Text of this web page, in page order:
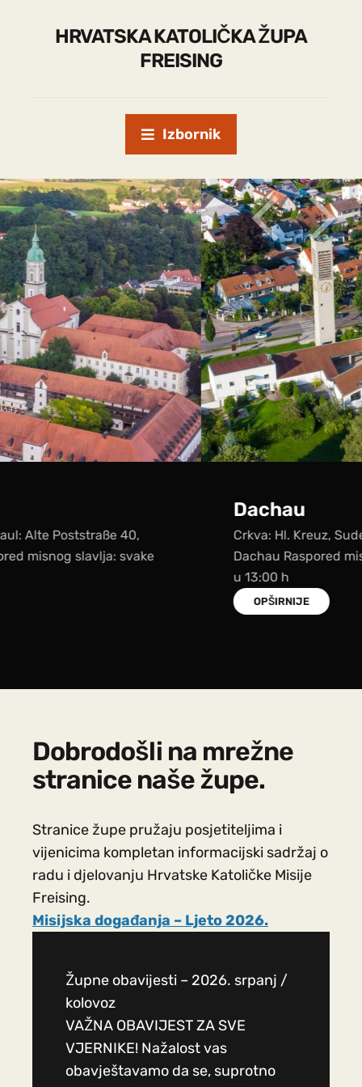
HRVATSKA KATOLIČKA ŽUPA
FREISING
Izbornik
Crkva: Hl. Kreuz, Sudetenlandstraße 62, 85221
Dachau Raspored misnog slavlja: svake nedjelje
Dobrodošli na mrežne
stranice naše župe.
Stranice župe pružaju posjetiteljima i
vijenicima kompletan informacijski sadržaj o
radu i djelovanju Hrvatske Katoličke Misije
Freising.
Misijska događanja – Ljeto 2026.
Župne obavijesti – 2026. srpanj /
kolovoz
VAŽNA OBAVIJEST ZA SVE
VJERNIKE! Nažalost vas
obavještavamo da se, suprotno